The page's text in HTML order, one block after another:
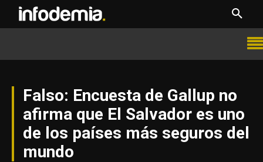
Falso: Encuesta de Gallup no
afirma que El Salvador es uno
de los países más seguros del
mundo